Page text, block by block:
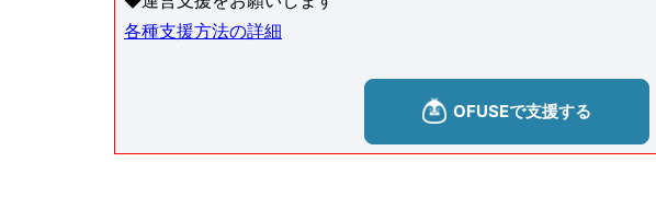
各種支援方法の詳細